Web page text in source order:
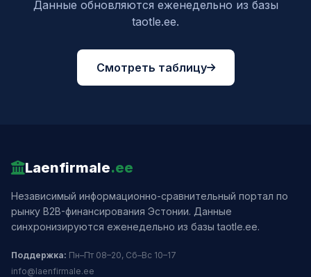
Данные обновляются еженедельно из базы
taotle.ee.
Смотреть таблицу
Laenfirmale.ee
Независимый информационно-сравнительный портал по
рынку B2B-финансирования Эстонии. Данные
синхронизируются еженедельно из базы taotle.ee.
Поддержка: Пн–Пт 08–20, Сб–Вс 10–17
info@laenfirmale.ee